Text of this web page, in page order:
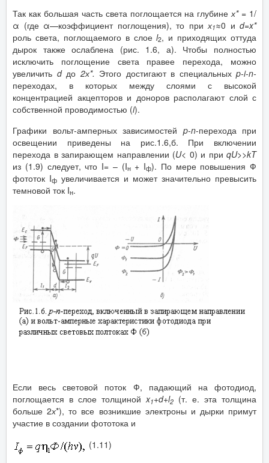
Так как большая часть света поглощается на глубинех* = 1/
α (где α—коэффициент поглощения), то при х1≈0 и d=x*
роль света, поглощаемого в слоеl2, и приходящих оттуда
дырок также ослаблена (рис. 1.6, а). Чтобы полностью
исключить поглощение света правее перехода, можно
увеличить dдо 2х*. Этого достигают в специальных p-i-n-
переходах, в которых между слоями с высокой
концентрацией акцепторов и доноров располагают слой с
собственной проводимостью (i).
Графики вольт-амперных зависимостей p-n-перехода при
освещении приведены на рис.1.6,б. При включении
перехода в запирающем направлении (U< 0) и при qU>>kT
из (1.9) следует, что I= – (Iн+ Iф). По мере повышения Ф
фототок Iф увеличивается и может значительно превысить
темновой ток Iн.
Если весь световой поток Ф, падающий на фотодиод,
поглощается в слое толщинойx1+d+l2 (т. е. эта толщина
больше 2х*), то все возникшие электроны и дырки примут
участие в создании фототока и
(1.11)